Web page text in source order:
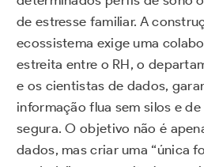
de estresse familiar. A
ecossistema exige uma
estreita entre o RH, o
e os cientistas de dados,
informação flua sem silos e
segura. O objetivo não é
dados, mas criar uma “única